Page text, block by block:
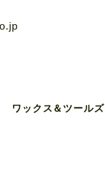
ワックス＆ツールズ